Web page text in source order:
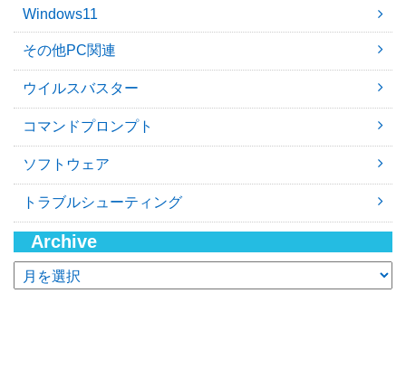
Windows11
その他PC関連
ウイルスバスター
コマンドプロンプト
ソフトウェア
トラブルシューティング
Archive
ア
ー